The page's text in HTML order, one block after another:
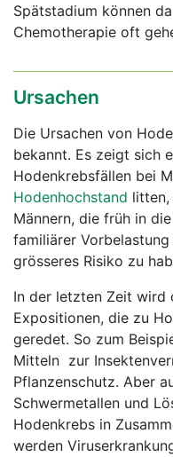
Spätstadium können
Chemotherapie oft
Ursachen
Die Ursachen von
bekannt. Es zeigt sich
Hodenkrebsfällen bei
Hodenhochstand litten,
Männern, die früh in
familiärer
grösseres Risiko zu
In der letzten Zeit wird
Expositionen, die zu
geredet. So zum
Mitteln zur
Pflanzenschutz. Aber
Schwermetallen und
Hodenkrebs in
werden